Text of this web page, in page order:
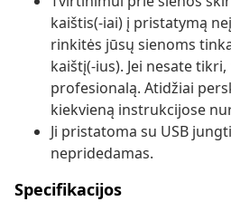
kaištis(-iai) į pristatymą
rinkitės jūsų sienoms
kaištį(-ius). Jei nesate
profesionalą. Atidžiai
kiekvieną instrukcijose
Ji pristatoma su USB
nepridedamas.
Specifikacijos